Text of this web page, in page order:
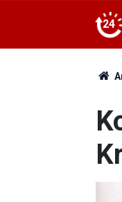
24
Arabistan'a Gidiyor